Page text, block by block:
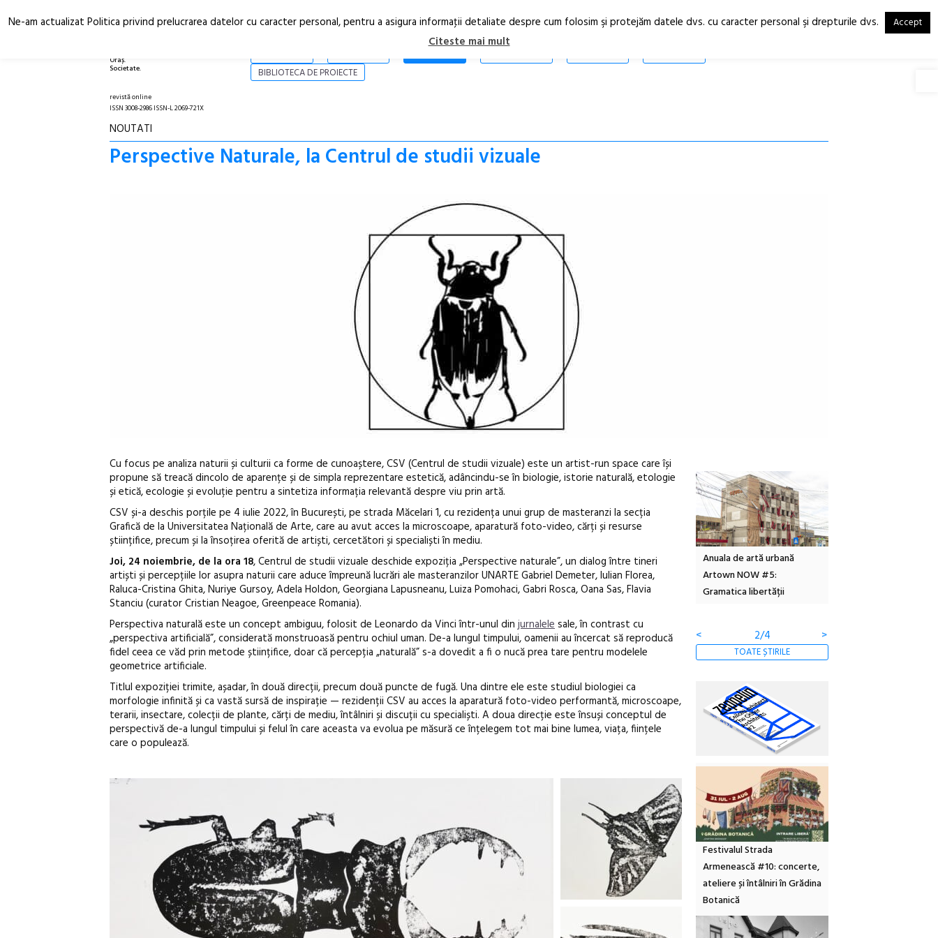
Oraș.
Societate.
RO
EN
STIRI
BIBLIOTECA DE PROIECTE
revistă online
ISSN 3008-2986 ISSN-L 2069-721X
NOUTATI
Perspective Naturale, la Centrul de studii vizuale
Cu focus pe analiza naturii și culturii ca forme de cunoaștere, CSV (Centrul de studii vizuale) este un artist-run space care își
propune să treacă dincolo de aparențe și de simpla reprezentare estetică, adâncindu-se în biologie, istorie naturală, etologie
și etică, ecologie și evoluție pentru a sintetiza informația relevantă despre viu prin artă.
CSV și-a deschis porțile pe 4 iulie 2022, în București, pe strada Măcelari 1, cu rezidența unui grup de masteranzi la secția
Grafică de la Universitatea Națională de Arte, care au avut acces la microscoape, aparatură foto-video, cărți și resurse
științifice, precum și la însoțirea oferită de artiști, cercetători și specialiști în mediu.
Joi, 24 noiembrie, de la ora 18, Centrul de studii vizuale deschide expoziția „Perspective naturale”, un dialog între tineri
artiști și percepțiile lor asupra naturii care aduce împreună lucrări ale masteranzilor UNARTE Gabriel Demeter, Iulian Florea,
Raluca-Cristina Ghita, Nuriye Gursoy, Adela Holdon, Georgiana Lapusneanu, Luiza Pomohaci, Gabri Rosca, Oana Sas, Flavia
Stanciu (curator Cristian Neagoe, Greenpeace Romania).
Perspectiva naturală este un concept ambiguu, folosit de Leonardo da Vinci într-unul dinjurnalelesale, în contrast cu
„perspectiva artificială”, considerată monstruoasă pentru ochiul uman. De-a lungul timpului, oamenii au încercat să reproducă
fidel ceea ce văd prin metode științifice, doar că percepția „naturală” s-a dovedit a fi o nucă prea tare pentru modelele
geometrice artificiale.
Titlul expoziției trimite, așadar, în două direcții, precum două puncte de fugă. Una dintre ele este studiul biologiei ca
morfologie infinită și ca vastă sursă de inspirație — rezidenții CSV au acces la aparatură foto-video performantă, microscoape,
terarii, insectare, colecții de plante, cărți de mediu, întâlniri și discuții cu specialiști. A doua direcție este însuși conceptul de
perspectivă de-a lungul timpului și felul în care aceasta va evolua pe măsură ce înțelegem tot mai bine lumea, viața, ființele
care o populează.
Open Call – Local Design
Awards 2026
Anuala de artă urbană
Artown NOW #5:
Gramatica libertății
< 2/4 >
TOATE ȘTIRILE
Festivalul Strada
Armenească #10: concerte,
ateliere și întâlniri în Grădina
Botanică
Ne-am actualizat Politica privind prelucrarea datelor cu caracter personal, pentru a asigura informaţii detaliate despre cum folosim şi protejăm datele dvs. cu caracter personal şi drepturile dvs. Accept
Citeste mai mult